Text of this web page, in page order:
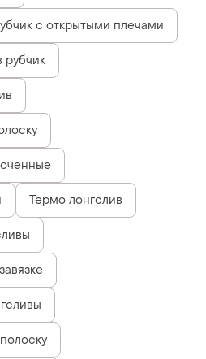
с открытыми плечами
рубчик
Термо лонгслив